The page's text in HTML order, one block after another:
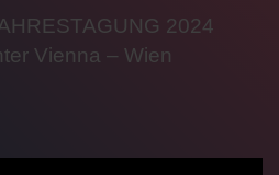
2024
Vienna – Wien